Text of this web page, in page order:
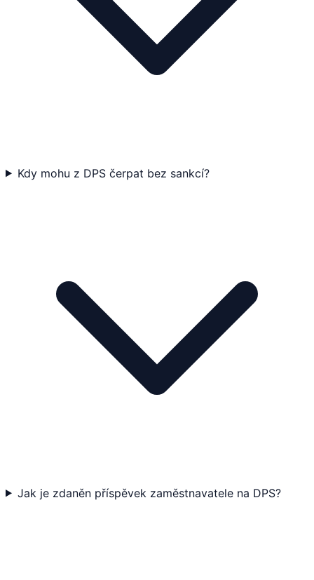
Kdy mohu z DPS čerpat bez sankcí?
Jak je zdaněn příspěvek zaměstnavatele na DPS?